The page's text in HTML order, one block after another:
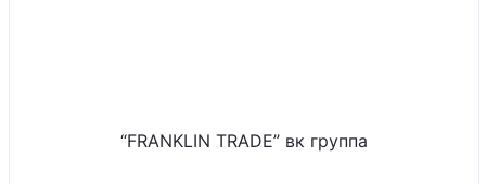
“FRANKLIN TRADE” вк группа